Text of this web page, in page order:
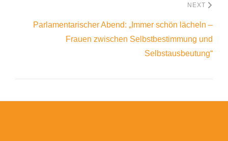
NEXT
Parlamentarischer Abend: „Immer schön lächeln –
Frauen zwischen Selbstbestimmung und
Selbstausbeutung“